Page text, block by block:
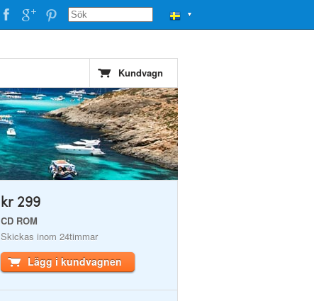
▼
Kundvagn
kr 299
CD ROM
Skickas inom 24timmar
Lägg i kundvagnen